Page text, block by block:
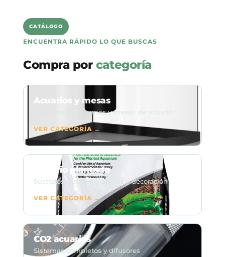
CATÁLOGO
ENCUENTRA RÁPIDO LO QUE BUSCAS
Compra por categoría
Acuarios y mesas
Kits completos, urnas y mesas de acuario
VER CATEGORÍA →
Acuario plantado
Sustratos nutritivos, arenas y decoración
VER CATEGORÍA →
CO2 acuarios
Sistemas completos y difusores